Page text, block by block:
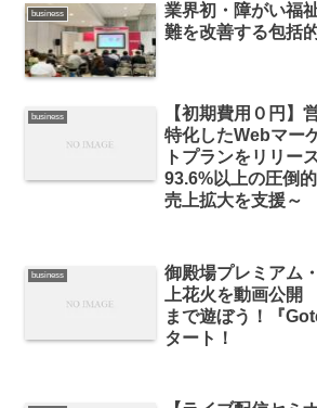
business
業界初・障がい福
難を改善する包括
business
【初期費用０円】
特化したWebマー
トプランをリリー
93.6%以上の圧倒
売上拡大を支援～
business
御殿場プレミアム
上花火を動画公
まで遊ぼう！『
タート！